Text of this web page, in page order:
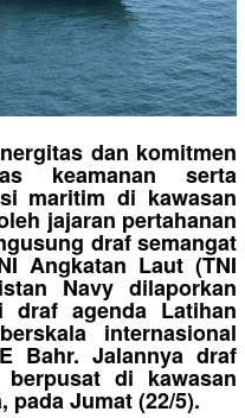
dan komitmen
keamanan serta
maritim di kawasan
jajaran pertahanan
draf semangat
Angkatan Laut (TNI
Navy dilaporkan
draf agenda Latihan
internasional
Bahr. Jalannya draf
di kawasan
pada Jumat (22/5).